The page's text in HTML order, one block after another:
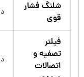
شلنگ فشار
قوی
فیلتر
تصفیه و
اتصالات